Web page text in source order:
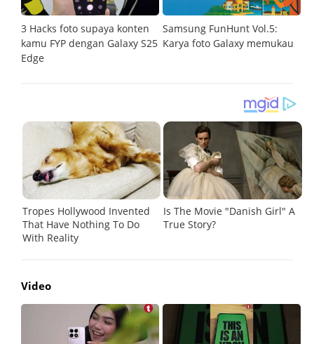
3 Hacks foto supaya konten
kamu FYP dengan Galaxy S25
Edge
Samsung FunHunt Vol.5:
Karya foto Galaxy memukau
Video